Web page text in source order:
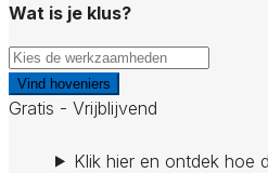
Wat is je klus?
Vind hoveniers
Gratis - Vrijblijvend
Klik hier en ontdek hoe